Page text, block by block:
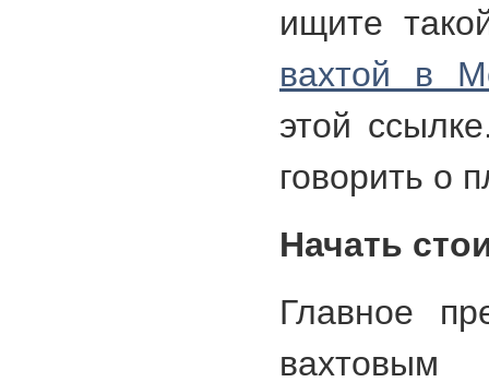
ищите
вахтой в
этой
говорить о
Начать
Главное